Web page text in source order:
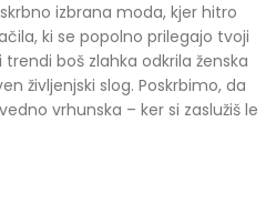
izbrana moda, kjer hitro
ki se popolno prilegajo tvoji
boš zlahka odkrila ženska
življenjski slog. Poskrbimo, da
vrhunska – ker si zaslužiš le